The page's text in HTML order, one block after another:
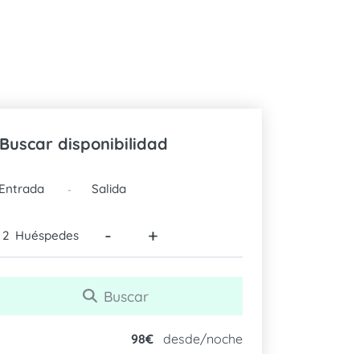
disponibilidad
FECHAS -
Huéspedes - +
Buscar
98€ desde/noche